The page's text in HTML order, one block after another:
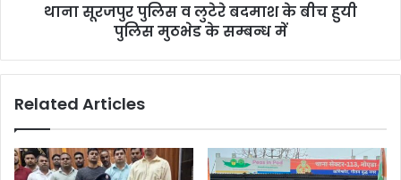
थाना सूरजपुर पुलिस व लुटेरे बदमाश के बीच हुयी
पुलिस मुठभेड के सम्बन्ध में
Related Articles